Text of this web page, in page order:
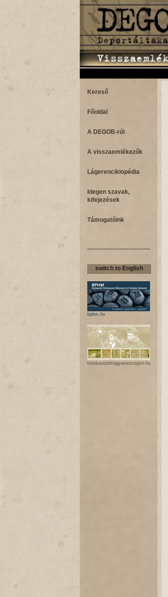
Kereső
Főoldal
A DEGOB-ról
A visszaemlékezők
Lágerenciklopédia
Idegen szavak,
kifejezések
Támogatóink
switch to English
bphm.hu
holokausztmagyarorszagon.hu